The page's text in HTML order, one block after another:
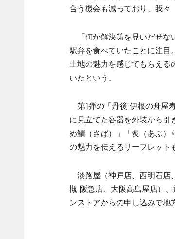
合う機会も減っており、我々
「何か解決策を見いだせな
駅弁を食べていたことに注目
土地の魅力を感じてもらえる
いたという。
第1弾の「丹後 伊根の舟屋
に見立てた容器を外装から引
め鯖（さば）」「炙（あぶ）
の魅力を伝えるリーフレット
淡路屋（神戸店、西明石店
槻 阪急店、大阪高島屋店）
ンストアからの申し込みで地